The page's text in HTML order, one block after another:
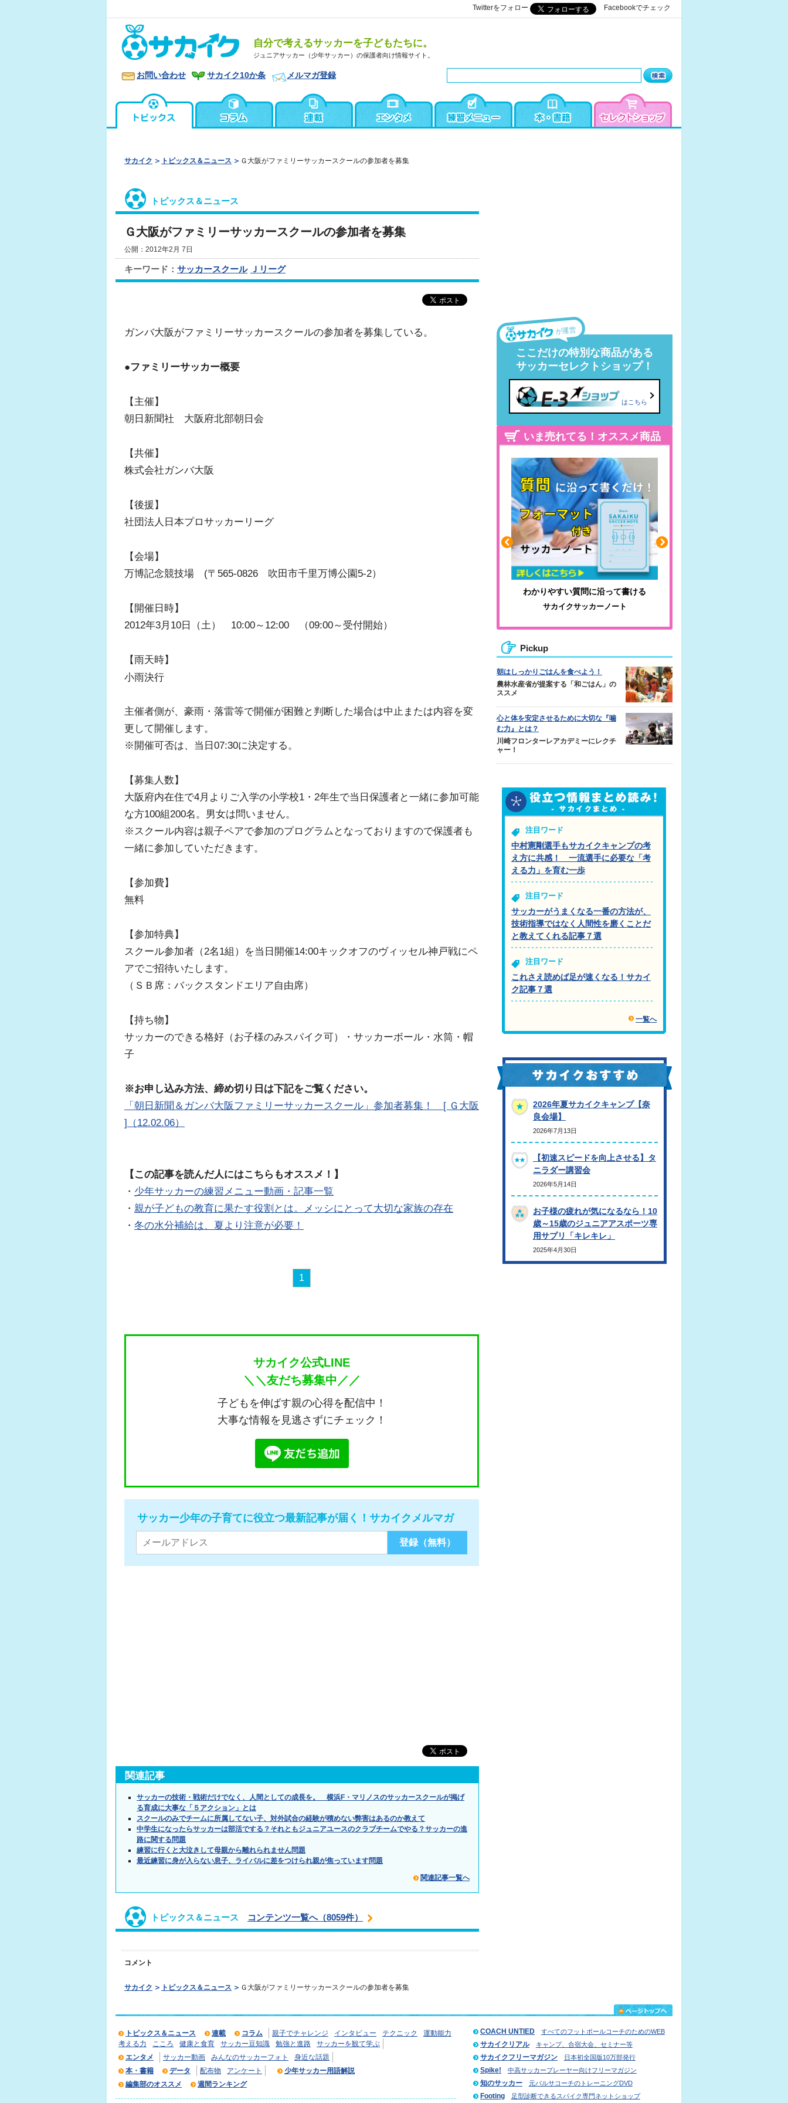
Twitterをフォロー Facebookでチェック
自分で考えるサッカーを子どもたちに。
ジュニアサッカー（少年サッカー）の保護者向け情報サイト。
お問い合わせ サカイク10か条 メルマガ登録
サカイク トピックス＆ニュース Ｇ大阪がファミリーサッカースクールの参加者を募集
トピックス＆ニュース
Ｇ大阪がファミリーサッカースクールの参加者を募集
公開：2012年2月 7日
キーワード： サッカースクール Ｊリーグ
ガンバ大阪がファミリーサッカースクールの参加者を募集している。
●ファミリーサッカー概要
【主催】
朝日新聞社 大阪府北部朝日会
【共催】
株式会社ガンバ大阪
【後援】
社団法人日本プロサッカーリーグ
【会場】
万博記念競技場 (〒565-0826 吹田市千里万博公園5-2）
【開催日時】
2012年3月10日（土） 10:00～12:00 （09:00～受付開始）
【雨天時】
小雨決行
主催者側が、豪雨・落雷等で開催が困難と判断した場合は中止または内容を変
更して開催します。
※開催可否は、当日07:30に決定する。
【募集人数】
大阪府内在住で4月よりご入学の小学校1・2年生で当日保護者と一緒に参加可能
な方100組200名。男女は問いません。
※スクール内容は親子ペアで参加のプログラムとなっておりますので保護者も
一緒に参加していただきます。
【参加費】
無料
【参加特典】
スクール参加者（2名1組）を当日開催14:00キックオフのヴィッセル神戸戦にペ
アでご招待いたします。
（ＳＢ席：バックスタンドエリア自由席）
【持ち物】
サッカーのできる格好（お子様のみスパイク可）・サッカーボール・水筒・帽
子
※お申し込み方法、締め切り日は下記をご覧ください。
「朝日新聞＆ガンバ大阪ファミリーサッカースクール」参加者募集！ [ Ｇ大阪
]（12.02.06）
【この記事を読んだ人にはこちらもオススメ！】
・ 少年サッカーの練習メニュー動画・記事一覧
・ 親が子どもの教育に果たす役割とは。メッシにとって大切な家族の存在
・ 冬の水分補給は、夏より注意が必要！
1
サカイク公式LINE
＼＼友だち募集中／／
子どもを伸ばす親の心得を配信中！
大事な情報を見逃さずにチェック！
サッカー少年の子育てに役立つ最新記事が届く！サカイクメルマガ
関連記事
サッカーの技術・戦術だけでなく、人間としての成長を。 横浜F・マリノスのサッカースクールが掲げ
る育成に大事な「５アクション」とは
スクールのみでチームに所属してない子、対外試合の経験が積めない弊害はあるのか教えて
中学生になったらサッカーは部活でする？それともジュニアユースのクラブチームでやる？サッカーの進
路に関する問題
練習に行くと大泣きして母親から離れられません問題
最近練習に身が入らない息子、ライバルに差をつけられ親が焦っています問題
関連記事一覧へ
トピックス＆ニュース コンテンツ一覧へ（8059件）
コメント
サカイク トピックス＆ニュース Ｇ大阪がファミリーサッカースクールの参加者を募集
が運営
ここだけの特別な商品がある
サッカーセレクトショップ！
はこちら
いま売れてる！オススメ商品
わかりやすい質問に沿って書ける
サカイクサッカーノート
Pickup
朝はしっかりごはんを食べよう！
農林水産省が提案する「和ごはん」の
ススメ
心と体を安定させるために大切な『噛
む力』とは？
川崎フロンターレアカデミーにレクチ
ャー！
注目ワード
中村憲剛選手もサカイクキャンプの考
え方に共感！ 一流選手に必要な「考
える力」を育む一歩
注目ワード
サッカーがうまくなる一番の方法が、
技術指導ではなく人間性を磨くことだ
と教えてくれる記事７選
注目ワード
これさえ読めば足が速くなる！サカイ
ク記事７選
一覧へ
2026年夏サカイクキャンプ【奈
良会場】
2026年7月13日
【初速スピードを向上させる】タ
ニラダー講習会
2026年5月14日
お子様の疲れが気になるなら！10
歳～15歳のジュニアアスポーツ専
用サプリ「キレキレ」
2025年4月30日
トピックス＆ニュース 連載 コラム 親子でチャレンジ インタビュー テクニック
運動能力
考える力
こころ 健康と食育 サッカー豆知識 勉強と進路
サッカーを観て学ぶ
エンタメ
サッカー動画 みんなのサッカーフォト
身近な話題
本・書籍
データ 配布物 アンケート
少年サッカー用語解説
編集部のオススメ
週間ランキング
COACH UNTIED すべてのフットボールコーチのためのWEB
サカイクリアル キャンプ、合宿大会、セミナー等
サカイクフリーマガジン 日本初全国版10万部発行
Spike! 中高サッカープレーヤー向けフリーマガジン
知のサッカー 元バルサコーチのトレーニングDVD
Footing 足型診断できるスパイク専門ネットショップ